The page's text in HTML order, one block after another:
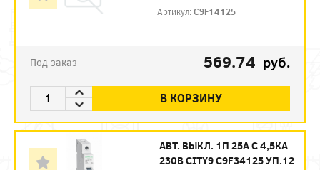
Артикул:C9F14125
Под заказ 569.74 руб.
В КОРЗИНУ
АВТ. ВЫКЛ. 1П 25А С 4,5КА
230В CITY9 C9F34125 УП.12